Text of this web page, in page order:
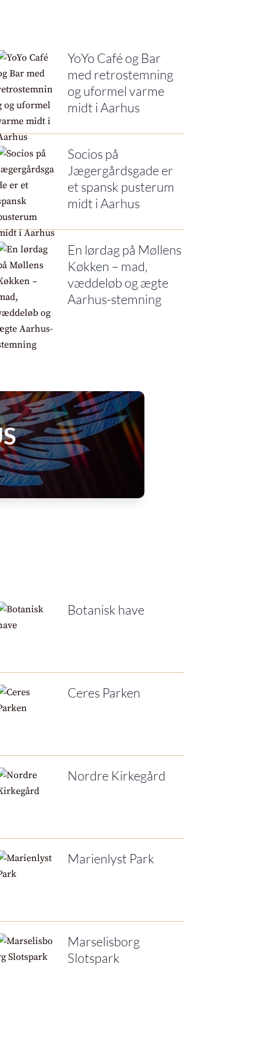
YoYo Café og Bar
med retrostemning
og uformel varme
midt i Aarhus
Socios på
Jægergårdsgade er
et spansk pusterum
midt i Aarhus
En lørdag på Møllens
Køkken – mad,
væddeløb og ægte
Aarhus-stemning
Botanisk have
Ceres Parken
Nordre Kirkegård
Marienlyst Park
Marselisborg
Slotspark